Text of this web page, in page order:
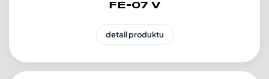
FE-07 V
detail produktu